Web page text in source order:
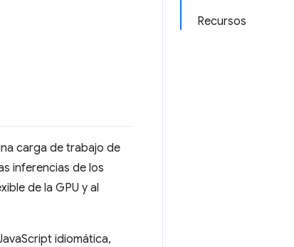
Recursos
carga de trabajo de
inferencias de los
de la GPU y al
idiomática,